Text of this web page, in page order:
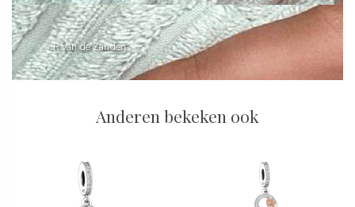
- R van de Zanden
Anderen bekeken ook